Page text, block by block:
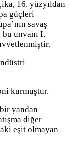
16. yüzyıldan
güçleri
savaş
unvanı I.
kurmuştur.
yandan
diğer
eşit olmayan